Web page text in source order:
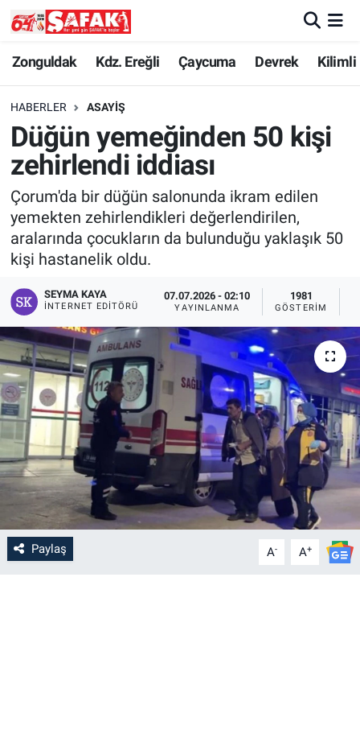
Zonguldak Kdz. Ereğli Çaycuma Devrek Kilimli
HABERLER ASAYIŞ
Düğün yemeğinden 50 kişi
zehirlendi iddiası
Çorum'da bir düğün salonunda ikram edilen
yemekten zehirlendikleri değerlendirilen,
aralarında çocukların da bulunduğu yaklaşık 50
kişi hastanelik oldu.
SEYMA KAYA
İNTERNET EDITÖRÜ
07.07.2026 - 02:10
YAYINLANMA
1981
GÖSTERIM
Paylaş A- A+
Zonguldak
Kdz. Ereğli
Çaycuma
Kilimli
Asayiş
Spor
Resmi İlan
Zonguldak Nöbetçi Eczaneler
Zonguldak Hava Durumu
Zonguldak Namaz Vakitleri
Süper Lig Puan Durumu ve Fikstür
Tüm Manşetler
Son Dakika Haberleri
Haber Arşivi